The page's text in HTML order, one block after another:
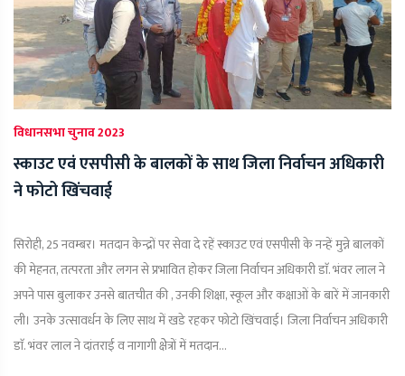
विधानसभा चुनाव 2023
स्काउट एवं एसपीसी के बालकों के साथ जिला निर्वाचन अधिकारी
ने फोटो खिंचवाई
सिरोही, 25 नवम्बर। मतदान केन्द्रों पर सेवा दे रहें स्काउट एवं एसपीसी के नन्हें मुन्ने बालकों
की मेहनत, तत्परता और लगन से प्रभावित होकर जिला निर्वाचन अधिकारी डाॅ. भंवर लाल ने
अपने पास बुलाकर उनसे बातचीत की , उनकी शिक्षा, स्कूल और कक्षाओं के बारें में जानकारी
ली। उनके उत्सावर्धन के लिए साथ में खडे रहकर फोटो खिंचवाई। जिला निर्वाचन अधिकारी
डाॅ. भंवर लाल ने दांतराई व नागागी क्षेेत्रों में मतदान...